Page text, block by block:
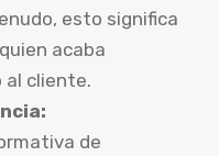
esto significa
acaba
al cliente.
de